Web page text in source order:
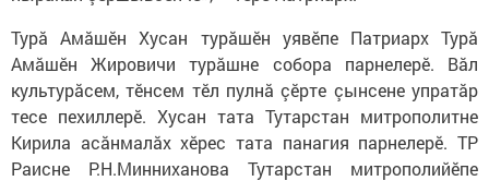
Турă Амăшӗн Хусан турăшӗн уявӗпе Патриарх Турă
Амăшӗн Жировичи турăшне собора парнелерӗ. Вăл
культурăсем, тӗнсем тӗл пулнă çӗрте çынсене упратăр
тесе пехиллерӗ. Хусан тата Тутарстан митрополитне
Кирила асăнмалăх хӗрес тата панагия парнелерӗ. ТР
Раисне Р.Н.Минниханова Тутарстан митрополийӗпе